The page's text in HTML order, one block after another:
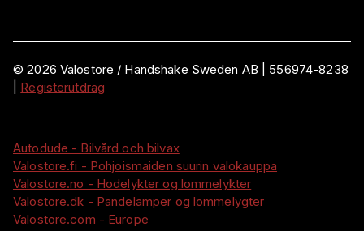
©2026 Valostore / Handshake Sweden AB
556974-8238
Registerutdrag
Autodude - Bilvård och bilvax
Valostore.fi - Pohjoismaiden suurin valokauppa
Valostore.no - Hodelykter og lommelykter
Valostore.dk - Pandelamper og lommelygter
Valostore.com - Europe